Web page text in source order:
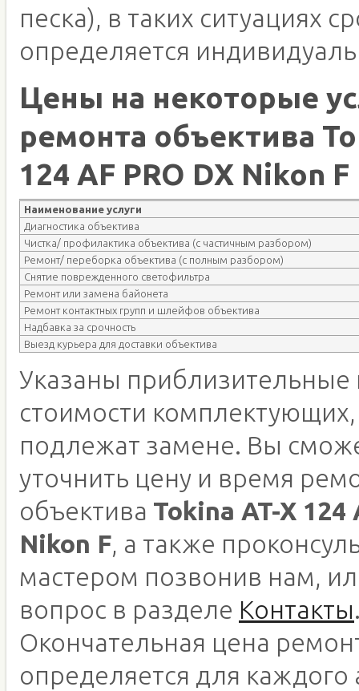
песка), в таких ситуациях
определяется
Цены на некоторые
ремонта объектива
124 AF PRO DX Nikon F
Наименование услуги
Диагностика объектива
Чистка/ профилактика объектива (с частичным разбором)
Ремонт/ переборка объектива (с полным разбором)
Снятие поврежденного светофильтра
Ремонт или замена байонета
Ремонт контактных групп и шлейфов объектива
Надбавка за срочность
Выезд курьера для доставки объектива
Указаны приблизительные
стоимости
подлежат замене. Вы
уточнить цену и время
объектива Tokina AT-X 124
Nikon F, а также
мастером позвонив нам,
вопрос в разделе Контакты
Окончательная цена
определяется для каждого